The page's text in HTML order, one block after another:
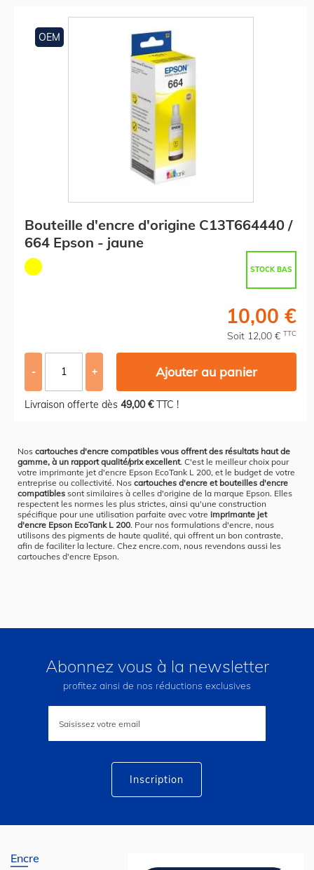
OEM
Bouteille d'encre d'origine C13T664440 /
664 Epson - jaune
STOCK BAS
10,00 €
Soit 12,00 € TTC
- + Ajouter au panier
Livraison offerte dès 49,00 €TTC !
Nos cartouches d'encre compatibles vous offrent des résultats haut de
gamme, à un rapport qualité/prix excellent. C'est le meilleur choix pour
votre imprimante jet d'encre Epson EcoTank L 200, et le budget de votre
entreprise ou collectivité. Nos cartouches d'encre et bouteilles d'encre
compatibles sont similaires à celles d'origine de la marque Epson. Elles
respectent les normes les plus strictes, ainsi qu'une construction
spécifique pour une utilisation parfaite avec votre imprimante jet
d'encre Epson EcoTank L 200. Pour nos formulations d'encre, nous
utilisons des pigments de haute qualité, qui offrent un bon contraste,
afin de faciliter la lecture. Chez encre.com, nous revendons aussi les
cartouches d'encre Epson.
Abonnez vous à la newsletter
profitez ainsi de nos réductions exclusives
lettre
Inscription
Encre